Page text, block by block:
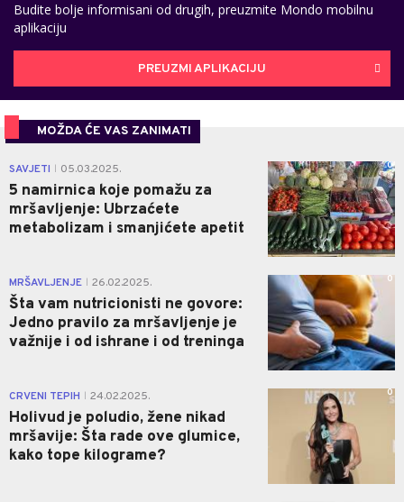
Budite bolje informisani od drugih, preuzmite Mondo mobilnu
aplikaciju
PREUZMI APLIKACIJU
MOŽDA ĆE VAS ZANIMATI
SAVJETI 05.03.2025.
5 namirnica koje pomažu za
mršavljenje: Ubrzaćete
metabolizam i smanjićete apetit
0
MRŠAVLJENJE 26.02.2025.
Šta vam nutricionisti ne govore:
Jedno pravilo za mršavljenje je
važnije i od ishrane i od treninga
0
CRVENI TEPIH 24.02.2025.
Holivud je poludio, žene nikad
mršavije: Šta rade ove glumice,
kako tope kilograme?
0